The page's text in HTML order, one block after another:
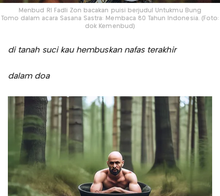
Menbud RI Fadli Zon bacakan puisi berjudul Untukmu Bung
Tomo dalam acara Sasana Sastra: Membaca 80 Tahun Indonesia. (Foto:
dok Kemenbud)
di tanah suci kau hembuskan nafas terakhir
dalam doa